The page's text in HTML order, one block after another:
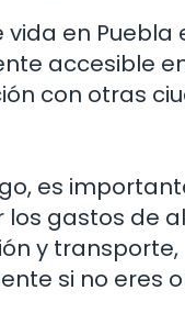
vida en Puebla
accesible
con otras
es
los gastos de
y transporte,
si no eres